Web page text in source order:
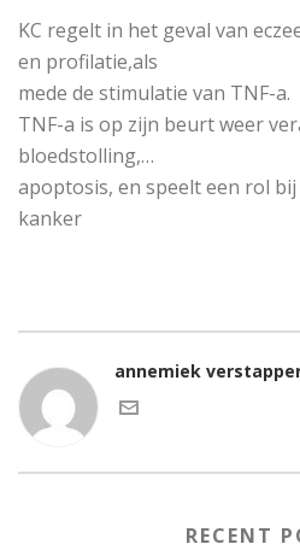
KC regelt in het geval van
en profilatie,als
mede de stimulatie van TNF-a.
TNF-a is op zijn beurt weer
bloedstolling,…
apoptosis, en speelt een rol
kanker
annemiek
RECENT